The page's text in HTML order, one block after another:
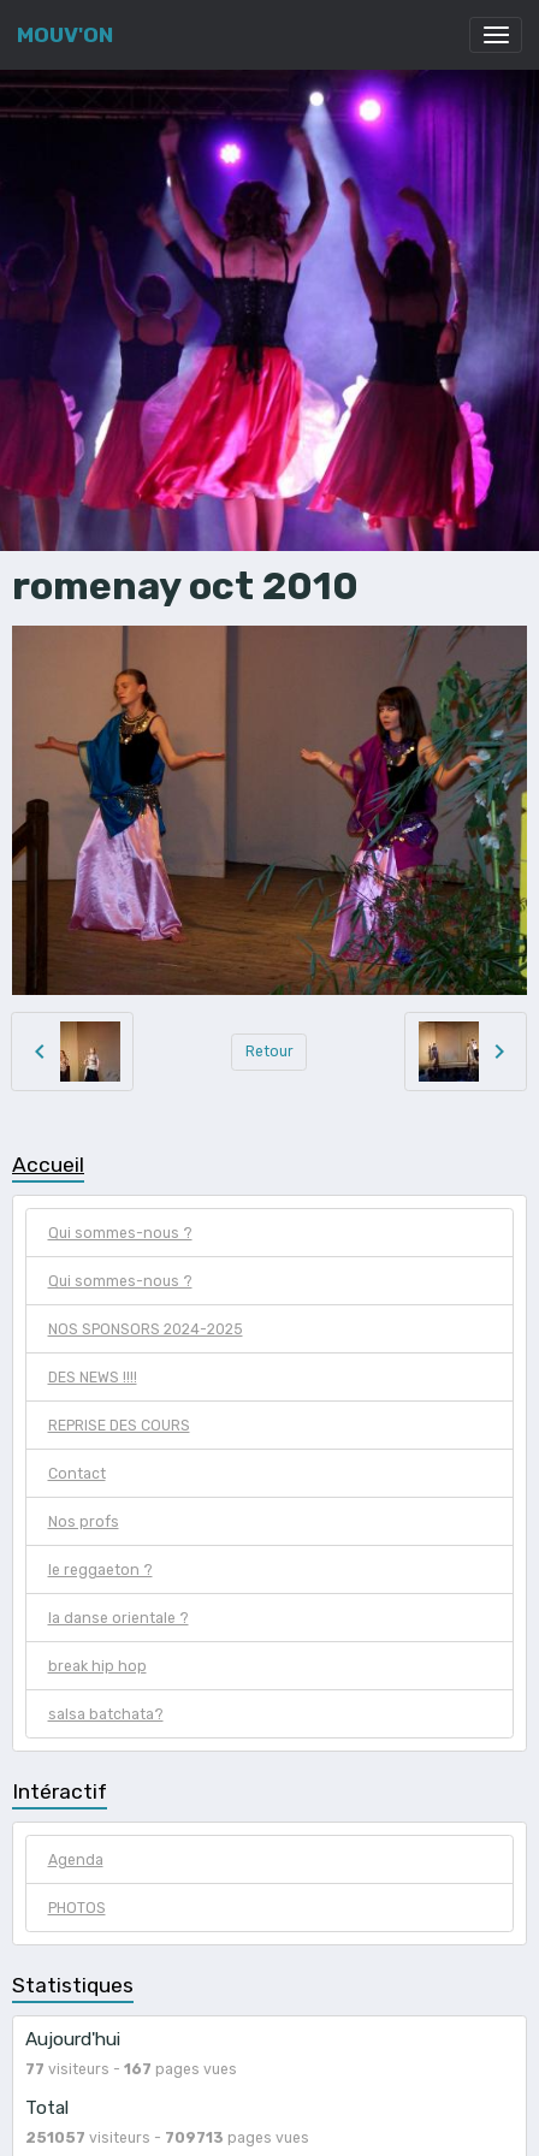
MOUV'ON
romenay oct 2010
Retour
Accueil
Qui sommes-nous ?
Qui sommes-nous ?
NOS SPONSORS 2024-2025
DES NEWS !!!!
REPRISE DES COURS
Contact
Nos profs
le reggaeton ?
la danse orientale ?
break hip hop
salsa batchata?
Intéractif
Agenda
PHOTOS
Statistiques
Aujourd'hui
77 visiteurs - 167 pages vues
Total
251057 visiteurs - 709713 pages vues